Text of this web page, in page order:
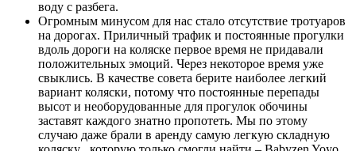
воду с разбега.
Огромным минусом для нас стало отсутствие тротуаров
на дорогах. Приличный трафик и постоянные прогулки
вдоль дороги на коляске первое время не придавали
положительных эмоций. Через некоторое время уже
свыклись. В качестве совета берите наиболее легкий
вариант коляски, потому что постоянные перепады
высот и необорудованные для прогулок обочины
заставят каждого знатно пропотеть. Мы по этому
случаю даже брали в аренду самую легкую складную